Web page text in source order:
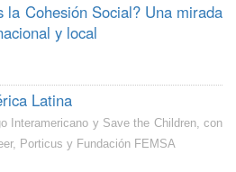
la Cohesión Social? Una mirada
y local
Latina
Interamericano y Save the Children, con
Porticus y Fundación FEMSA